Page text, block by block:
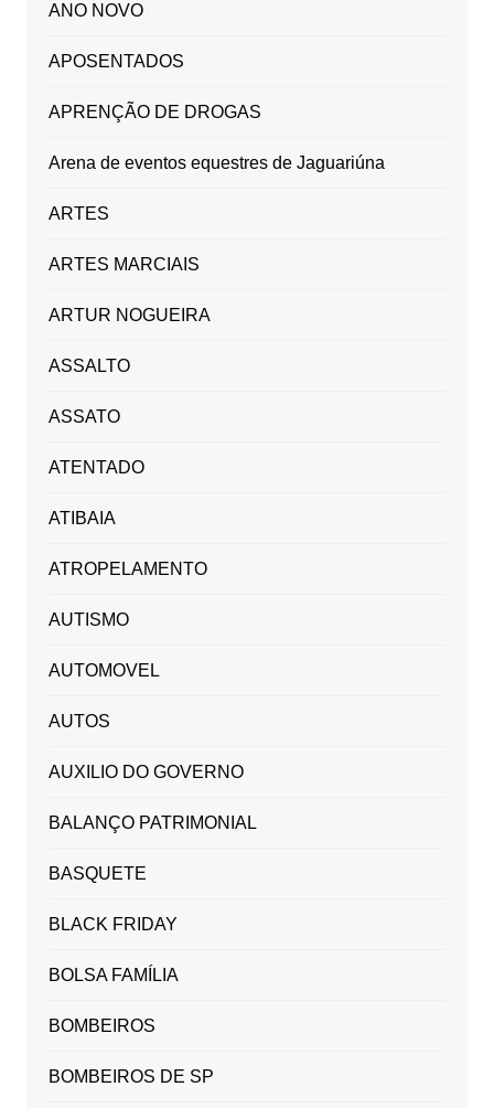
ANO NOVO
APOSENTADOS
APRENÇÃO DE DROGAS
Arena de eventos equestres de Jaguariúna
ARTES
ARTES MARCIAIS
ARTUR NOGUEIRA
ASSALTO
ASSATO
ATENTADO
ATIBAIA
ATROPELAMENTO
AUTISMO
AUTOMOVEL
AUTOS
AUXILIO DO GOVERNO
BALANÇO PATRIMONIAL
BASQUETE
BLACK FRIDAY
BOLSA FAMÍLIA
BOMBEIROS
BOMBEIROS DE SP